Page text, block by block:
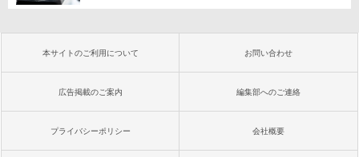
本サイトのご利用について お問い合わせ
広告掲載のご案内 編集部へのご連絡
プライバシーポリシー 会社概要